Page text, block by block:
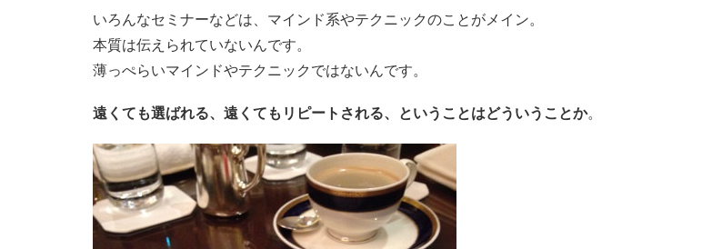
いろんなセミナーなどは、マインド系やテクニックのことがメイン。
本質は伝えられていないんです。
薄っぺらいマインドやテクニックではないんです。
遠くても選ばれる、遠くてもリピートされる、 ということはどういうことか。